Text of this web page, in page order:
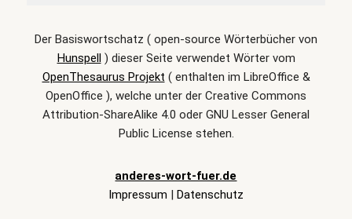
Der Basiswortschatz ( open-source Wörterbücher von
Hunspell) dieser Seite verwendet Wörter vom
OpenThesaurus Projekt ( enthalten im LibreOffice &
OpenOffice ), welche unter der Creative Commons
Attribution-ShareAlike 4.0 oder GNU Lesser General
Public License stehen.
anderes-wort-fuer.de
Impressum | Datenschutz